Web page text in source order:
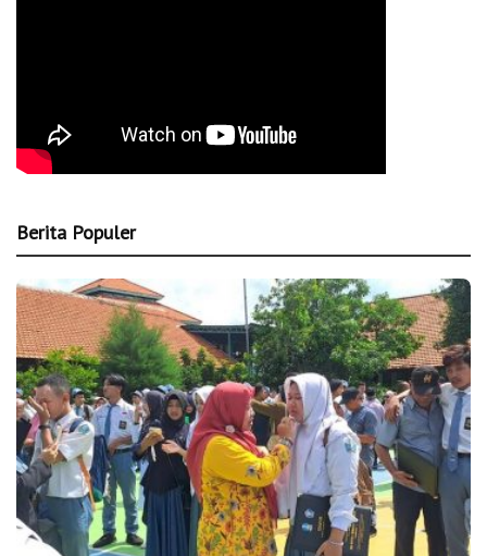
Berita Populer